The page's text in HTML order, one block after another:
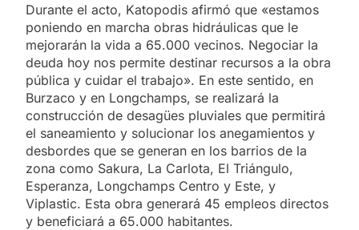
Durante el acto, Katopodis afirmó que «estamos
poniendo en marcha obras hidráulicas que le
mejorarán la vida a 65.000 vecinos. Negociar la
deuda hoy nos permite destinar recursos a la obra
pública y cuidar el trabajo». En este sentido, en
Burzaco y en Longchamps, se realizará la
construcción de desagües pluviales que permitirá
el saneamiento y solucionar los anegamientos y
desbordes que se generan en los barrios de la
zona como Sakura, La Carlota, El Triángulo,
Esperanza, Longchamps Centro y Este, y
Viplastic. Esta obra generará 45 empleos directos
y beneficiará a 65.000 habitantes.